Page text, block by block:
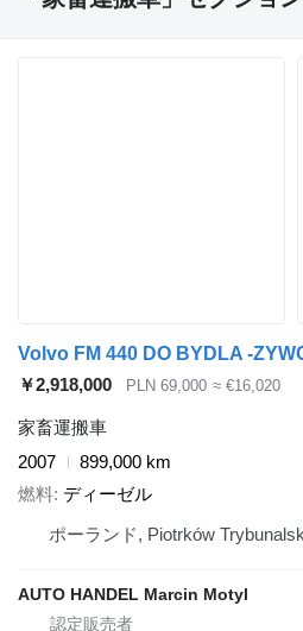
Volvo FM 440 DO BYDLA -
￥2,918,000
PLN 69,000 ≈ €16,020
家畜運搬車
2007
899,000 km
燃料 ディーゼル
ポーランド, Piotrków
AUTO HANDEL Marcin Motyl